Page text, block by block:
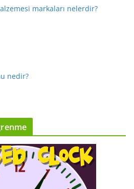
markaları nelerdir?
nedir?